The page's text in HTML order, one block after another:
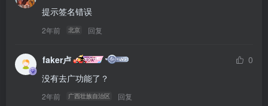
提示签名错误
2年前 北京 回复
faker卢
0
没有去广功能了？
2年前 广西壮族自治区 回复